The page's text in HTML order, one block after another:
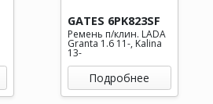
GATES 6PK823SF
Ремень п/клин. LADA
Granta 1.6 11-, Kalina
13-
Подробнее